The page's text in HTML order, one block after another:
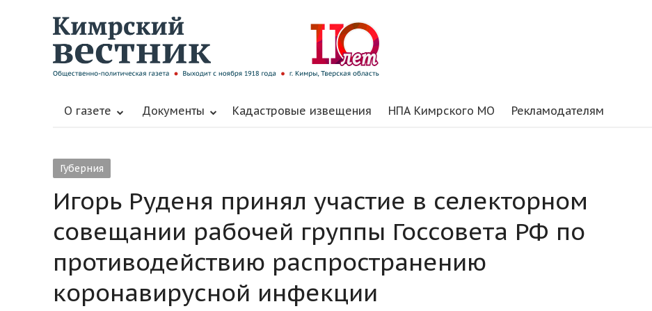
О газете Документы Кадастровые извещения НПА Кимрского МО Рекламодателям
Губерния
Игорь Руденя принял участие в селекторном
совещании рабочей группы Госсовета РФ по
противодействию распространению
коронавирусной инфекции